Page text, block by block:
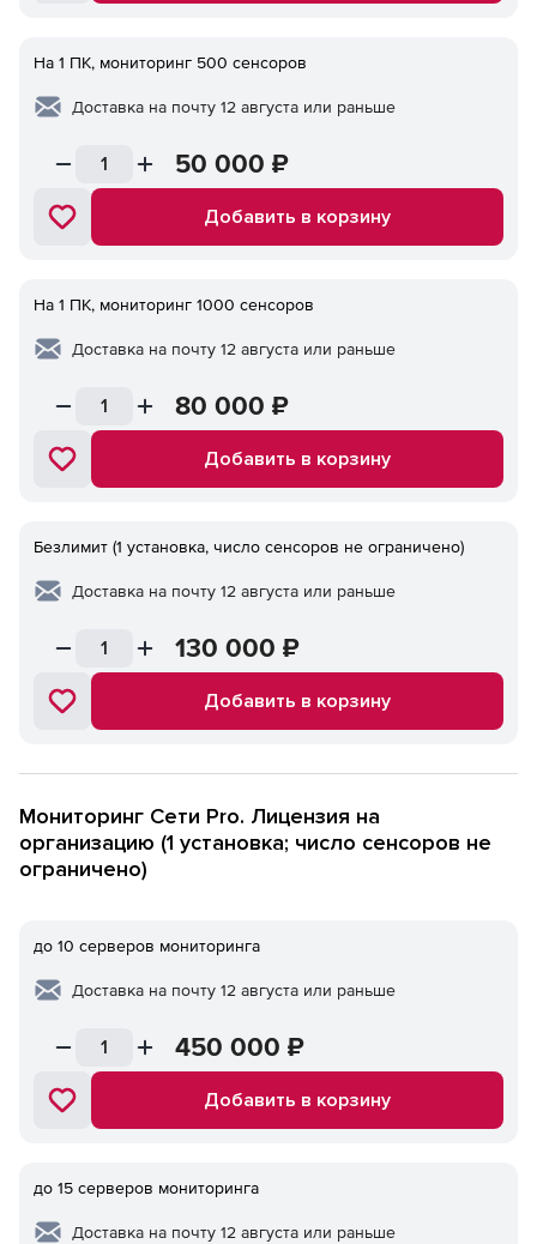
На 1 ПК, мониторинг 500 сенсоров
Доставка на почту 12 августа или раньше
50 000 ₽
Добавить в корзину
На 1 ПК, мониторинг 1000 сенсоров
Доставка на почту 12 августа или раньше
80 000 ₽
Добавить в корзину
Безлимит (1 установка, число сенсоров не ограничено)
Доставка на почту 12 августа или раньше
130 000 ₽
Добавить в корзину
Мониторинг Сети Pro. Лицензия на
организацию (1 установка; число сенсоров не
ограничено)
до 10 серверов мониторинга
Доставка на почту 12 августа или раньше
450 000 ₽
Добавить в корзину
до 15 серверов мониторинга
Доставка на почту 12 августа или раньше